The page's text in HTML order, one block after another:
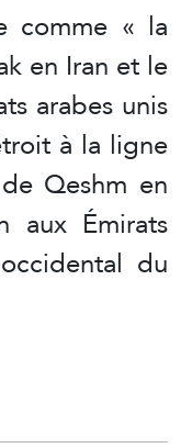
comme « la
en Iran et le
arabes unis
à la ligne
Qeshm en
aux Émirats
du